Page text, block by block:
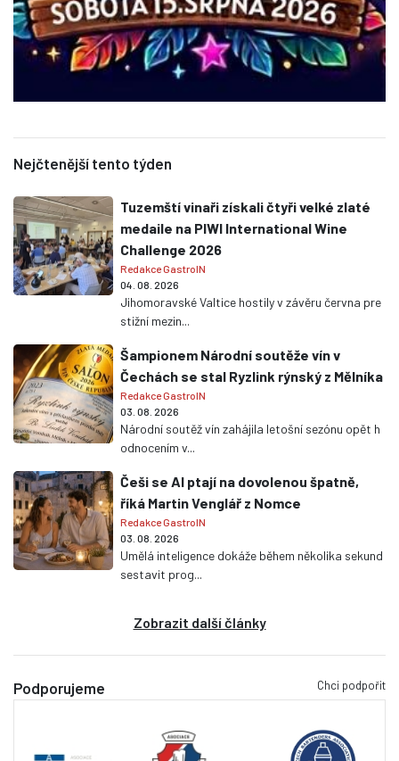
Nejčtenější tento týden
Tuzemští vinaři získali čtyři velké zlaté
medaile na PIWI International Wine
Challenge 2026
Redakce GastroIN
04. 08. 2026
Jihomoravské Valtice hostily v závěru června pre
stižní mezin...
Šampionem Národní soutěže vín v
Čechách se stal Ryzlink rýnský z Mělníka
Redakce GastroIN
03. 08. 2026
Národní soutěž vín zahájila letošní sezónu opět h
odnocením v...
Češi se AI ptají na dovolenou špatně,
říká Martin Venglář z Nomce
Redakce GastroIN
03. 08. 2026
Umělá inteligence dokáže během několika sekund
sestavit prog...
Zobrazit další články
Podporujeme Chci podpořit